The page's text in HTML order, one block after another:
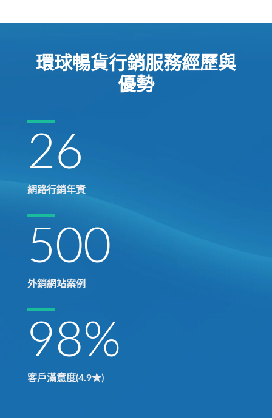
環球暢貨行銷服務經歷與
優勢
26
網路行銷年資
500
外銷網站案例
98%
客戶滿意度(4.9★)